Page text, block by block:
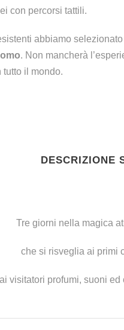
con percorsi tattili.
abbiamo selezionato
. Non mancherà
il mondo.
DESCRIZIONE
Tre giorni nella magica
che si risveglia ai primi
visitatori profumi, suoni